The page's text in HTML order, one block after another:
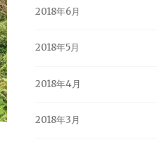
2018年6月
2018年5月
2018年4月
2018年3月